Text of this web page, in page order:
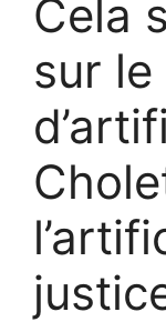
Cela
sur le